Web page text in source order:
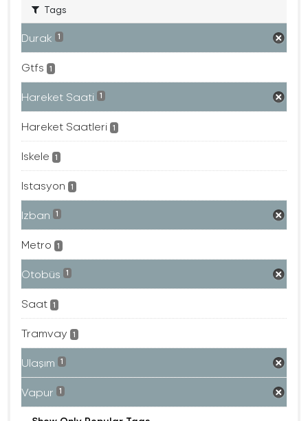
Tags
Durak 1
Gtfs 1
Hareket Saati 1
Hareket Saatleri 1
Iskele 1
Istasyon 1
Izban 1
Metro 1
Otobüs 1
Saat 1
Tramvay 1
Ulaşım 1
Vapur 1